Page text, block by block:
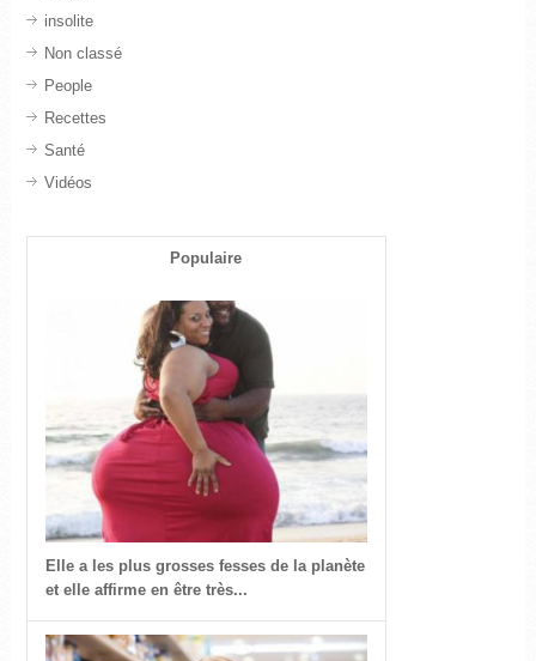
insolite
Non classé
People
Recettes
Santé
Vidéos
Populaire
Elle a les plus grosses fesses de la planète
et elle affirme en être très...